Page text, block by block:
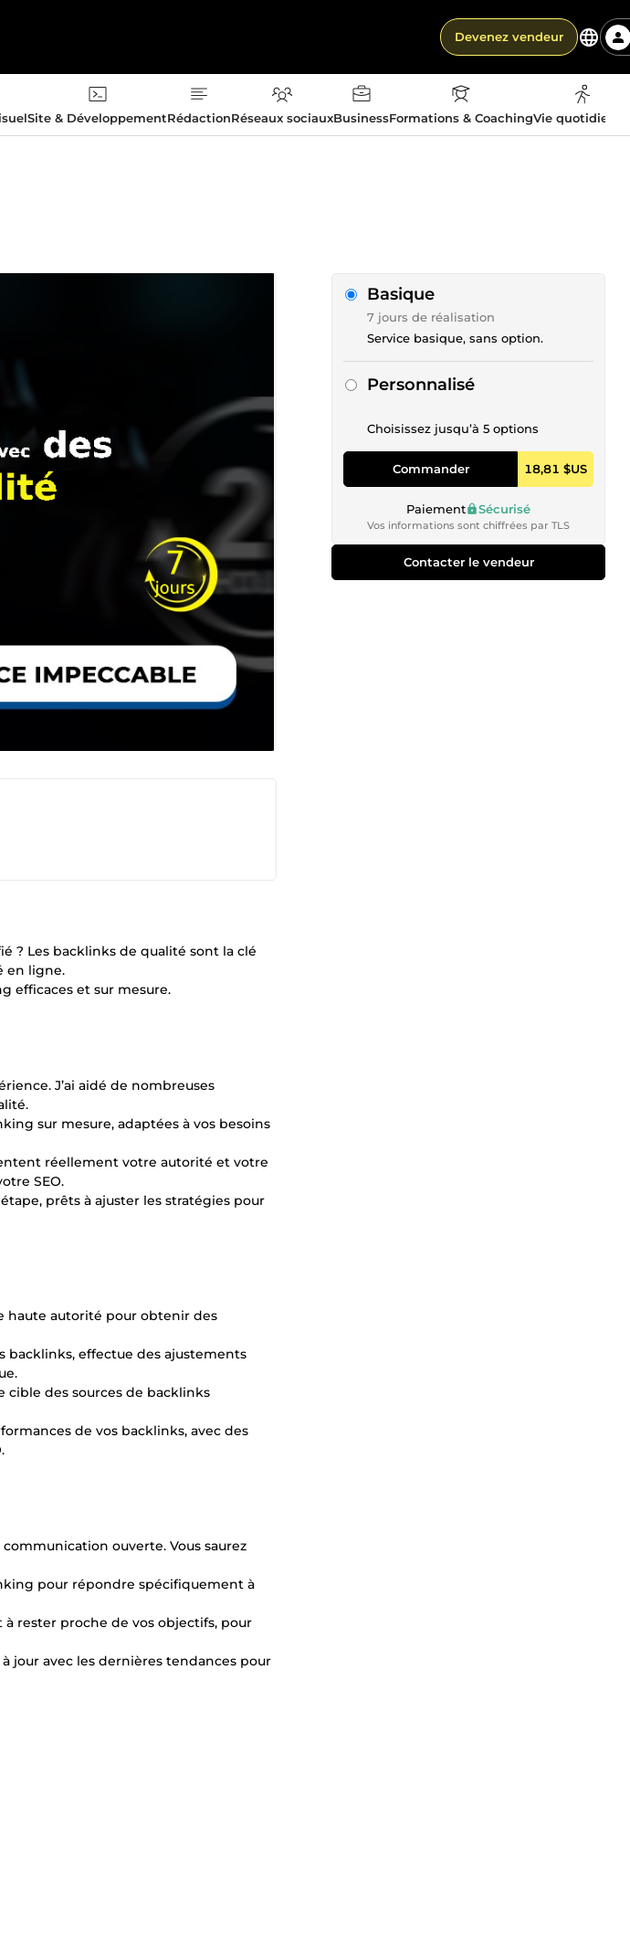
Devenez vendeur
Site & DéveloppementRédactionRéseaux sociauxBusinessFormations & CoachingVie
? Les backlinks de qualité sont la clé
en ligne.
efficaces et sur mesure.
J’ai aidé de nombreuses
sur mesure, adaptées à vos besoins
réellement votre autorité et votre
SEO.
prêts à ajuster les stratégies pour
haute autorité pour obtenir des
backlinks, effectue des ajustements
cible des sources de backlinks
de vos backlinks, avec des
ouverte. Vous saurez
pour répondre spécifiquement à
rester proche de vos objectifs, pour
jour avec les dernières tendances pour
Basique
7 jours de réalisation
Service basique, sans option.
Personnalisé
Choisissez jusqu’à 5 options
Commander 18,81 $US
Paiement Sécurisé
Vos informations sont chiffrées par TLS
Contacter le vendeur